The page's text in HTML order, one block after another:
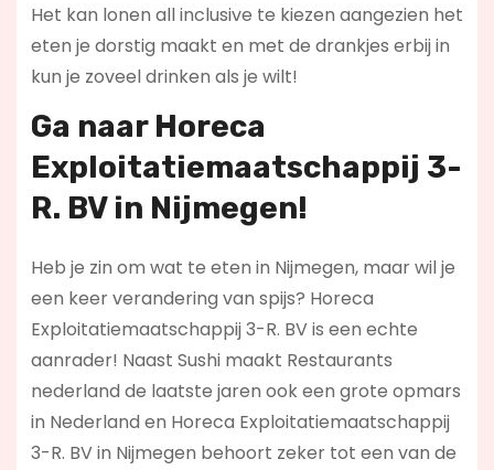
Het kan lonen all inclusive te kiezen aangezien het
eten je dorstig maakt en met de drankjes erbij in
kun je zoveel drinken als je wilt!
Ga naar Horeca
Exploitatiemaatschappij 3-
R. BV in Nijmegen!
Heb je zin om wat te eten in Nijmegen, maar wil je
een keer verandering van spijs? Horeca
Exploitatiemaatschappij 3-R. BV is een echte
aanrader! Naast Sushi maakt Restaurants
nederland de laatste jaren ook een grote opmars
in Nederland en Horeca Exploitatiemaatschappij
3-R. BV in Nijmegen behoort zeker tot een van de